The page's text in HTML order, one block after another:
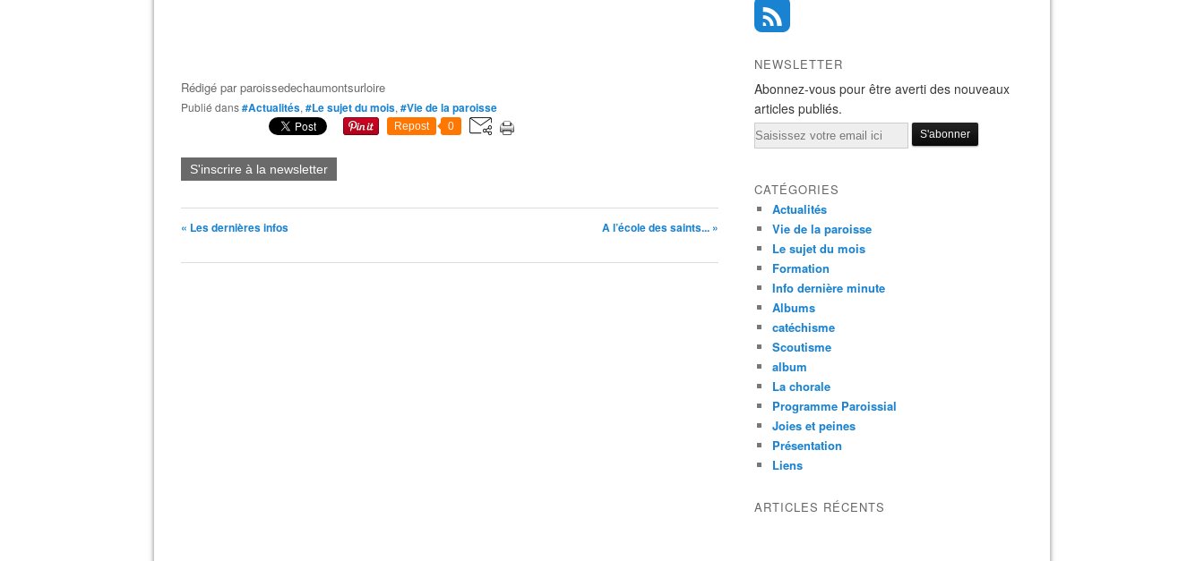
Rédigé parparoissedechaumontsurloire
Publié dans#Actualités, #Le sujet du mois, #Vie de la paroisse
Repost 0
S'inscrire à la newsletter
« Les dernières infos A l’école des saints... »
NEWSLETTER
Abonnez-vous pour être averti des nouveaux
articles publiés.
Email
CATÉGORIES
Actualités
Vie de la paroisse
Le sujet du mois
Formation
Info dernière minute
Albums
catéchisme
Scoutisme
album
La chorale
Programme Paroissial
Joies et peines
Présentation
Liens
ARTICLES RÉCENTS